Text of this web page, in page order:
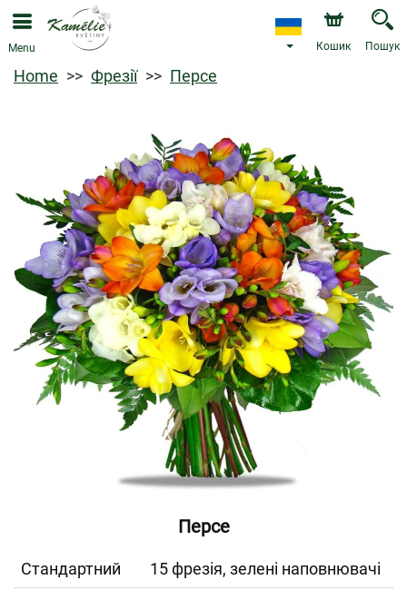
Menu Кошик Пошук
Home Фрезії Персе
Персе
Cтандартний
15 фрезія, зелені наповнювачі